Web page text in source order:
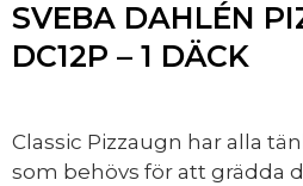
SVEBA DAHLÉN
DC12P – 1 DÄCK
Classic Pizzaugn har alla
som behövs för att grädda